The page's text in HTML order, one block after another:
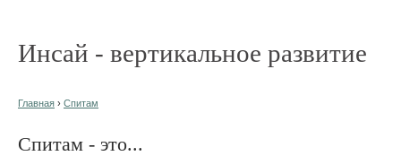
Инсай - вертикальное развитие
Главная › Спитам
Спитам - это...